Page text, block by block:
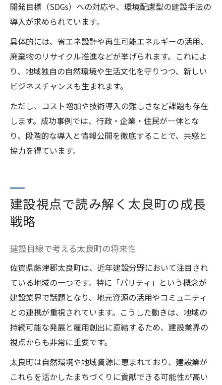
開発目標（SDGs）への対応や、環境配慮型の建設手法の
導入が求められています。
具体的には、省エネ設計や再生可能エネルギーの活用、
廃棄物のリサイクル推進などが挙げられます。これによ
り、地域独自の自然環境や生活文化を守りつつ、新しい
ビジネスチャンスも生まれます。
ただし、コスト増加や技術導入の難しさなど課題も存在
します。成功事例では、行政・企業・住民が一体とな
り、段階的な導入と情報公開を徹底することで、共感と
協力を得ています。
建設視点で読み解く太良町の成長
戦略
建設目線で考える太良町の将来性
佐賀県藤津郡太良町は、近年建設分野において注目され
ている地域の一つです。特に「パリティ」という概念が
建設業界で話題となり、地元資源の活用やコミュニティ
との連携が重視されています。こうした動きは、地域の
持続可能な発展と雇用創出に直結するため、建設業界の
視点からも非常に重要です。
太良町は自然環境や地域資源に恵まれており、建設業が
これらを活かしたまちづくりに貢献できる可能性が高い